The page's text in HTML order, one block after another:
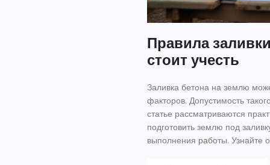
Правила
стоит учесть
Заливка бетона на землю
факторов. Допустимость
статье рассматриваются
подготовить землю под
выполнения работы. Узнайте